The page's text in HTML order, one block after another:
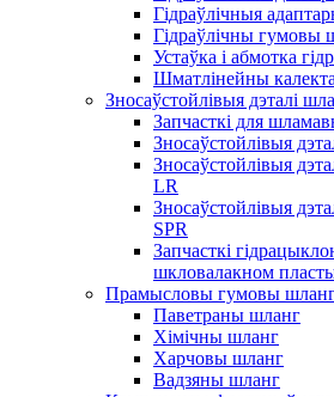
Гідраўлічныя
Гідраўлічны гумовы
Устаўка і абмотка
Шматлінейны
Зносаўстойлівыя дэталі
Запчасткі для
Зносаўстойлівыя
Зносаўстойлівыя
LR
Зносаўстойлівыя
SPR
Запчасткі
шкловалакном
Прамысловы гумовы
Паветраны шланг
Хімічны шланг
Харчовы шланг
Вадзяны шланг